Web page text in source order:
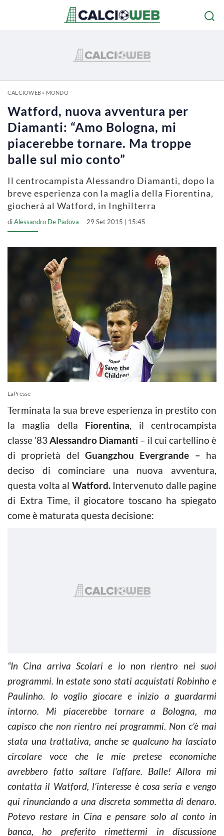
CALCIOWEB» MONDO
Watford, nuova avventura per
Diamanti: “Amo Bologna, mi
piacerebbe tornare. Ma troppe
balle sul mio conto”
Il centrocampista Alessandro Diamanti, dopo la
breve esperienza con la maglia della Fiorentina,
giocherà al Watford, in Inghilterra
diAlessandro De Padova 29 Set 2015 | 15:45
LaPresse
Terminata la sua breve esperienza in prestito con
la maglia della Fiorentina, il centrocampista
classe ’83Alessandro Diamanti – il cui cartellino è
di proprietà del Guangzhou Evergrande – ha
deciso di cominciare una nuova avventura,
questa volta al Watford. Intervenuto dalle pagine
di Extra Time, il giocatore toscano ha spiegato
come è maturata questa decisione:
“In Cina arriva Scolari e io non rientro nei suoi
programmi. In estate sono stati acquistati Robinho e
Paulinho. Io voglio giocare e inizio a guardarmi
intorno. Mi piacerebbe tornare a Bologna, ma
capisco che non rientro nei programmi. Non c’è mai
stata una trattativa, anche se qualcuno ha lasciato
circolare voce che le mie pretese economiche
avrebbero fatto saltare l’affare. Balle! Allora mi
contatta il Watford, l’interesse è cosa seria e vengo
qui rinunciando a una discreta sommetta di denaro.
Potevo restare in Cina e pensare solo al conto in
banca, ho preferito rimettermi in discussione